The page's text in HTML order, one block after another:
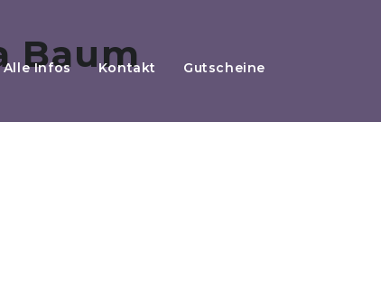
Alle Infos Kontakt Gutscheine